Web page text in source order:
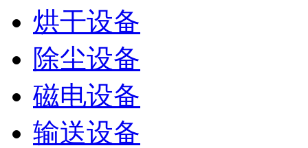
烘干设备
除尘设备
磁电设备
输送设备